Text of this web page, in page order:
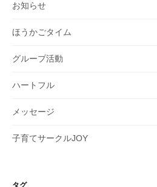
お知らせ
ほうかごタイム
グループ活動
ハートフル
メッセージ
子育てサークルJOY